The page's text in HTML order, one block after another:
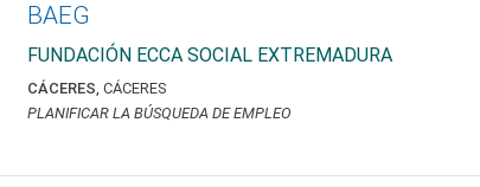
BAEG
FUNDACIÓN ECCA SOCIAL EXTREMADURA
CÁCERES,CÁCERES
PLANIFICAR LA BÚSQUEDA DE EMPLEO